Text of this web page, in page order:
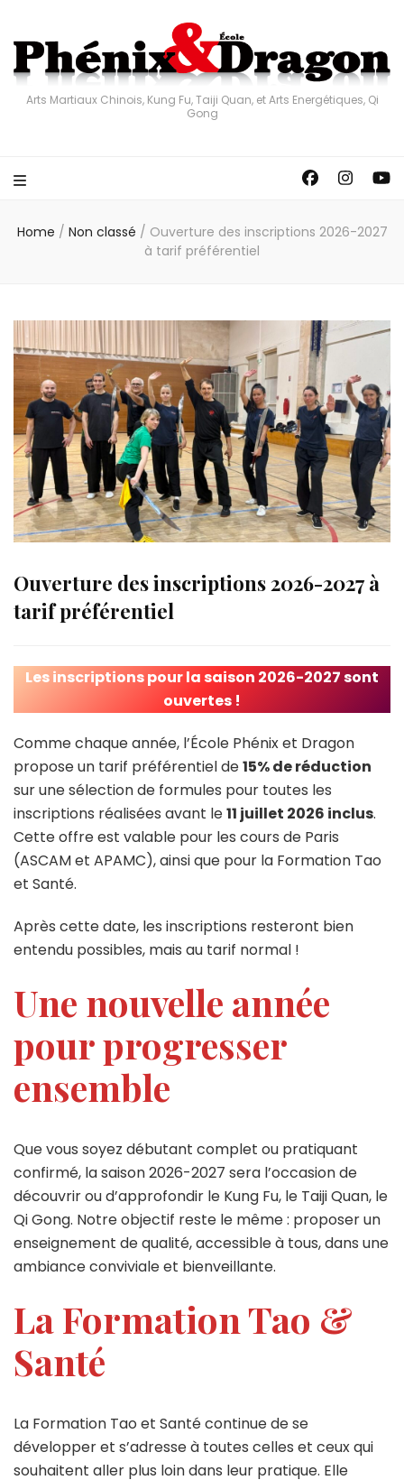
Arts Martiaux Chinois, Kung Fu, Taiji Quan, et Arts Energétiques, Qi
Gong
Home / Non classé / Ouverture des inscriptions 2026-2027
à tarif préférentiel
Ouverture des inscriptions 2026-2027 à
tarif préférentiel
Les inscriptions pour la saison 2026-2027 sont
ouvertes !
Comme chaque année, l’École Phénix et Dragon
propose un tarif préférentiel de15% de réduction
sur une sélection de formules pour toutes les
inscriptions réalisées avant le11 juillet 2026 inclus.
Cette offre est valable pour les cours de Paris
(ASCAM et APAMC), ainsi que pour la Formation Tao
et Santé.
Après cette date, les inscriptions resteront bien
entendu possibles, mais au tarif normal !
Une nouvelle année
pour progresser
ensemble
Que vous soyez débutant complet ou pratiquant
confirmé, la saison 2026-2027 sera l’occasion de
découvrir ou d’approfondir le Kung Fu, le Taiji Quan, le
Qi Gong. Notre objectif reste le même : proposer un
enseignement de qualité, accessible à tous, dans une
ambiance conviviale et bienveillante.
La Formation Tao &
Santé
La Formation Tao et Santé continue de se
développer et s’adresse à toutes celles et ceux qui
souhaitent aller plus loin dans leur pratique. Elle